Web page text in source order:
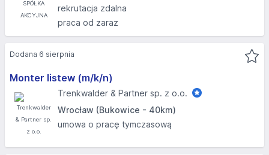
rekrutacja zdalna
praca od zaraz
Monter listew (m/k/n)
Trenkwalder & Partner sp. z o.o.
Wrocław (Bukowice - 40km)
umowa o pracę tymczasową
Dodana 6 sierpnia